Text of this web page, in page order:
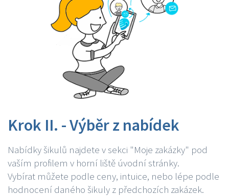
Krok II. - Výběr z nabídek
Nabídky šikulů najdete v sekci "Moje zakázky" pod
vaším profilem v horní liště úvodní stránky.
Vybírat můžete podle ceny, intuice, nebo lépe podle
hodnocení daného šikuly z předchozích zakázek.